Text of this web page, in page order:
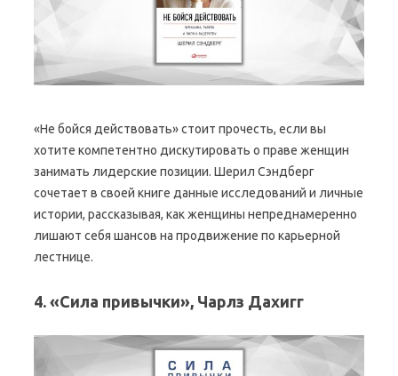
«Не бойся действовать» стоит прочесть, если вы
хотите компетентно дискутировать о праве женщин
занимать лидерские позиции. Шерил Сэндберг
сочетает в своей книге данные исследований и личные
истории, рассказывая, как женщины непреднамеренно
лишают себя шансов на продвижение по карьерной
лестнице.
4. «Сила привычки», Чарлз Дахигг